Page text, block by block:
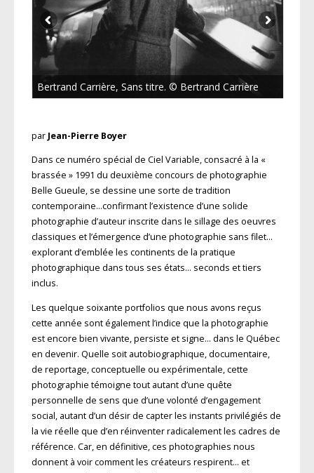
Bertrand Carrière, Sans titre. © Bertrand Carrière
par Jean-Pierre Boyer
Dans ce numéro spécial de Ciel Variable, consacré à la «
brassée » 1991 du deuxième concours de photographie
Belle Gueule, se dessine une sorte de tradition
contemporaine…confirmant l’existence d’une solide
photographie d’auteur inscrite dans le sillage des oeuvres
classiques et l’émergence d’une photographie sans filet…
explorant d’emblée les continents de la pratique
photographique dans tous ses états… seconds et tiers
inclus.
Les quelque soixante portfolios que nous avons reçus
cette année sont également l’indice que la photographie
est encore bien vivante, persiste et signe… dans le Québec
en devenir. Quelle soit autobiographique, documentaire,
de reportage, conceptuelle ou expérimentale, cette
photographie témoigne tout autant d’une quête
personnelle de sens que d’une volonté d’engagement
social, autant d’un désir de capter les instants privilégiés de
la vie réelle que d’en réinventer radicalement les cadres de
référence. Car, en définitive, ces photographies nous
donnent à voir comment les créateurs respirent… et